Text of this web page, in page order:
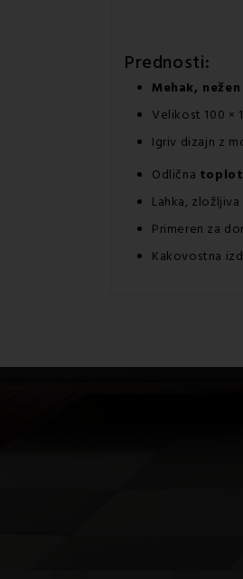
Prednosti:
Mehak,
Velikost 100 ×
Igriv dizajn z
Odlična
Lahka,
Primeren za
Kakovostna